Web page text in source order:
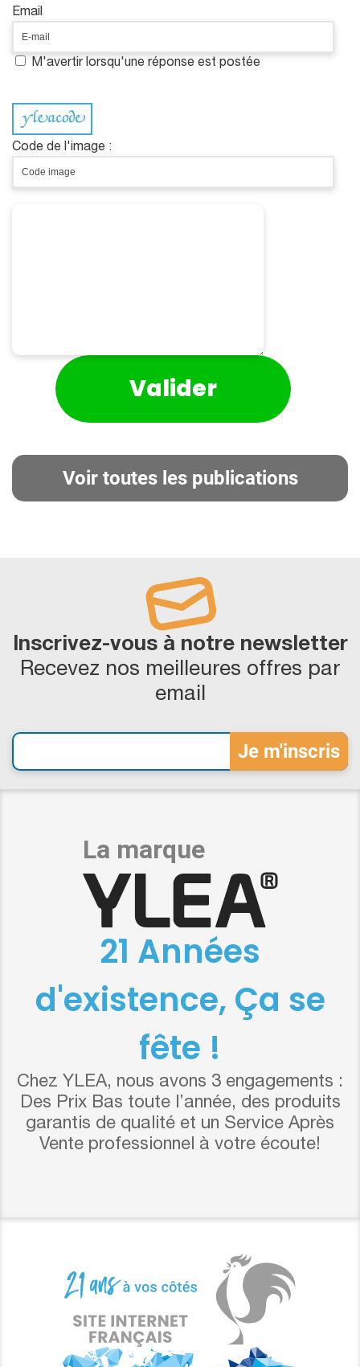
Email
M'avertir lorsqu'une réponse est postée
Code de l'image :
Voir toutes les publications
Inscrivez-vous à notre newsletter
Recevez nos meilleures offres par
email
21 Années
d'existence, Ça se
fête !
Chez YLEA, nous avons 3 engagements :
Des Prix Bas toute l’année, des produits
garantis de qualité et un Service Après
Vente professionnel à votre écoute!